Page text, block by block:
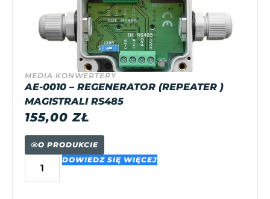
MEDIA KONWERTERY
AE-0010 – REGENERATOR (REPEATER )
MAGISTRALI RS485
155,00ZŁ
O PRODUKCIE
DOWIEDZ SIĘ WIĘCEJ